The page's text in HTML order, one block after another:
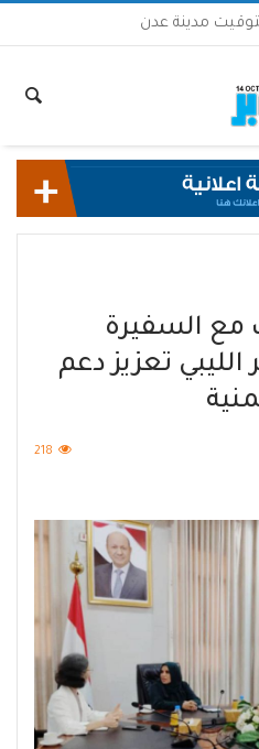
مع السفيرة
تعزيز دعم
218